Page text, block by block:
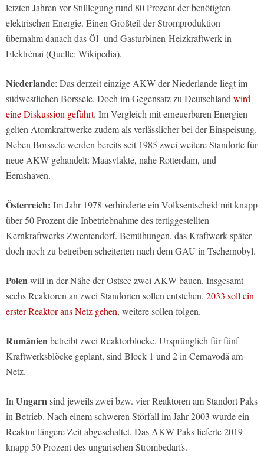
letzten Jahren vor Stilllegung rund 80 Prozent der benötigten
elektrischen Energie. Einen Großteil der Stromproduktion
übernahm danach das Öl- und Gasturbinen-Heizkraftwerk in
Elektrėnai (Quelle: Wikipedia).
Niederlande: Das derzeit einzige AKW der Niederlande liegt im
südwestlichen Borssele. Doch im Gegensatz zu Deutschland wird
eine Diskussion geführt. Im Vergleich mit erneuerbaren Energien
gelten Atomkraftwerke zudem als verlässlicher bei der Einspeisung.
Neben Borssele werden bereits seit 1985 zwei weitere Standorte für
neue AKW gehandelt: Maasvlakte, nahe Rotterdam, und
Eemshaven.
Österreich: Im Jahr 1978 verhinderte ein Volksentscheid mit knapp
über 50 Prozent die Inbetriebnahme des fertiggestellten
Kernkraftwerks Zwentendorf. Bemühungen, das Kraftwerk später
doch noch zu betreiben scheiterten nach dem GAU in Tschernobyl.
Polenwill in der Nähe der Ostsee zwei AKW bauen. Insgesamt
sechs Reaktoren an zwei Standorten sollen entstehen. 2033 soll ein
erster Reaktor ans Netz gehen, weitere sollen folgen.
Rumänienbetreibt zwei Reaktorblöcke. Ursprünglich für fünf
Kraftwerksblöcke geplant, sind Block 1 und 2 in Cernavodă am
Netz.
In Ungarnsind jeweils zwei bzw. vier Reaktoren am Standort Paks
in Betrieb. Nach einem schweren Störfall im Jahr 2003 wurde ein
Reaktor längere Zeit abgeschaltet. Das AKW Paks lieferte 2019
knapp 50 Prozent des ungarischen Strombedarfs.